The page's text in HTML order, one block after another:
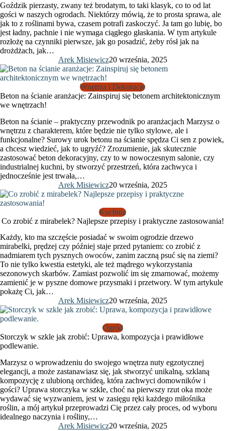
Goździk pierzasty, zwany też brodatym, to taki klasyk, co to od lat
gości w naszych ogrodach. Niektórzy mówią, że to prosta sprawa, ale
jak to z roślinami bywa, czasem potrafi zaskoczyć. Ja tam go lubię, bo
jest ładny, pachnie i nie wymaga ciągłego głaskania. W tym artykule
rozłożę na czynniki pierwsze, jak go posadzić, żeby rósł jak na
drożdżach, jak…
Arek Misiewicz20 września, 2025
Wnętrza i Dekoracje
Beton na ścianie aranżacje: Zainspiruj się betonem architektonicznym
we wnętrzach!
Beton na ścianie – praktyczny przewodnik po aranżacjach Marzysz o
wnętrzu z charakterem, które będzie nie tylko stylowe, ale i
funkcjonalne? Surowy urok betonu na ścianie spędza Ci sen z powiek,
a chcesz wiedzieć, jak to ugryźć? Zrozumienie, jak skutecznie
zastosować beton dekoracyjny, czy to w nowoczesnym salonie, czy
industrialnej kuchni, by stworzyć przestrzeń, która zachwyca i
jednocześnie jest trwała,…
Arek Misiewicz20 września, 2025
Kuchnia
Co zrobić z mirabelek? Najlepsze przepisy i praktyczne zastosowania!
Każdy, kto ma szczęście posiadać w swoim ogrodzie drzewo
mirabelki, prędzej czy później staje przed pytaniem: co zrobić z
nadmiarem tych pysznych owoców, zanim zaczną psuć się na ziemi?
To nie tylko kwestia estetyki, ale też mądrego wykorzystania
sezonowych skarbów. Zamiast pozwolić im się zmarnować, możemy
zamienić je w pyszne domowe przysmaki i przetwory. W tym artykule
pokażę Ci, jak…
Arek Misiewicz20 września, 2025
Ogród
Storczyk w szkle jak zrobić: Uprawa, kompozycja i prawidłowe
podlewanie.
Marzysz o wprowadzeniu do swojego wnętrza nuty egzotycznej
elegancji, a może zastanawiasz się, jak stworzyć unikalną, szklaną
kompozycję z ulubioną orchideą, która zachwyci domowników i
gości? Uprawa storczyka w szkle, choć na pierwszy rzut oka może
wydawać się wyzwaniem, jest w zasięgu ręki każdego miłośnika
roślin, a mój artykuł przeprowadzi Cię przez cały proces, od wyboru
idealnego naczynia i rośliny,…
Arek Misiewicz20 września, 2025